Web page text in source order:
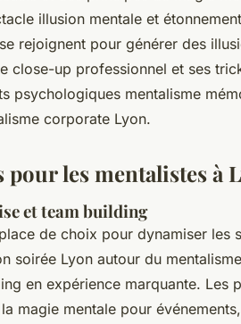
illusion mentale et
rejoignent pour générer des
close-up professionnel et ses
psychologiques mentalisme
corporate Lyon.
pour les mentalistes à
et team building
de choix pour dynamiser les
soirée Lyon autour du
en expérience marquante. Les
magie mentale pour